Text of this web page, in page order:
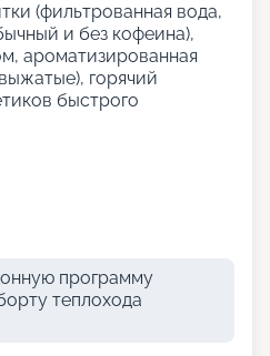
(фильтрованная вода,
и без кофеина),
ароматизированная
горячий
быстрого
программу
теплохода